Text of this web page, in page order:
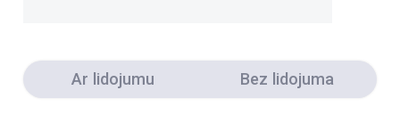
Ar lidojumu Bez lidojuma